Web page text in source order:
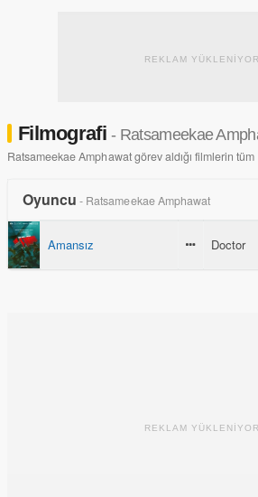
REKLAM YÜKLENİYOR
Filmografi- Ratsameekae
Ratsameekae Amphawat görev aldığı filmlerin
Oyuncu - Ratsameekae Amphawat
Amansız Doctor
REKLAM YÜKLENİYOR